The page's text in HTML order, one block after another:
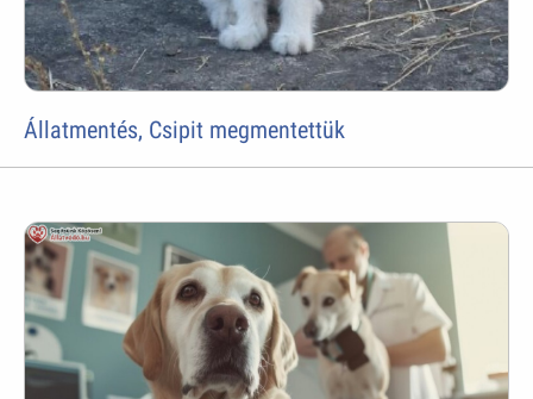
Állatmentés, Csipit megmentettük